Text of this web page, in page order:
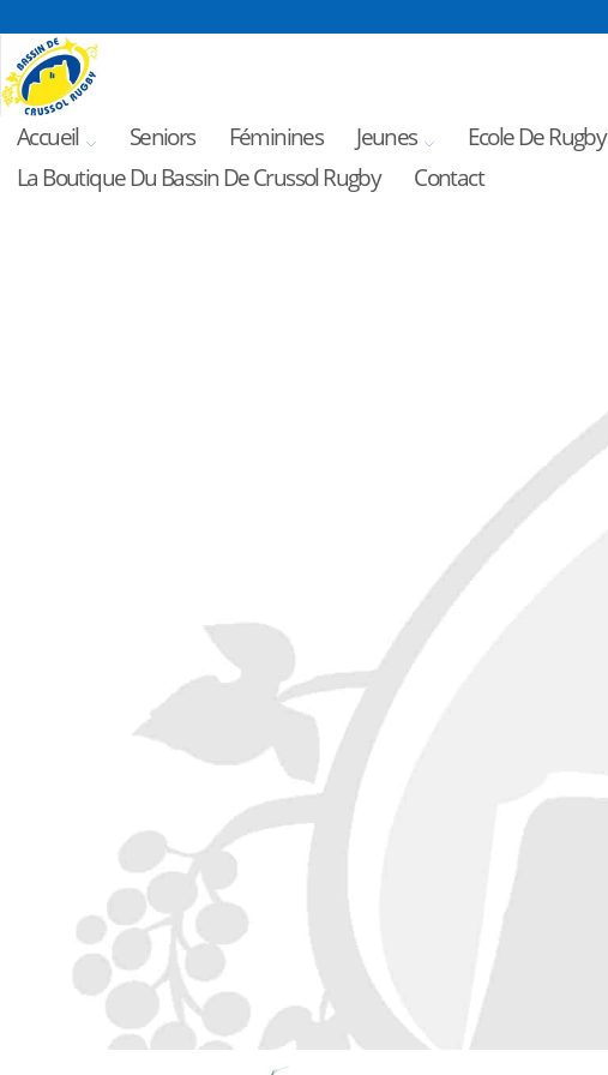
Accueil Seniors Féminines Jeunes Ecole De Rugby
La Boutique Du Bassin De Crussol Rugby
Contact